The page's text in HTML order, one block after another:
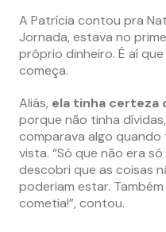
A Patrícia contou pra
Jornada, estava no
próprio dinheiro. É aí
começa.
Aliás, ela tinha certeza
porque não tinha
comparava algo
vista. “Só que não era
descobri que as coisas
poderiam estar.
cometia!”, contou.